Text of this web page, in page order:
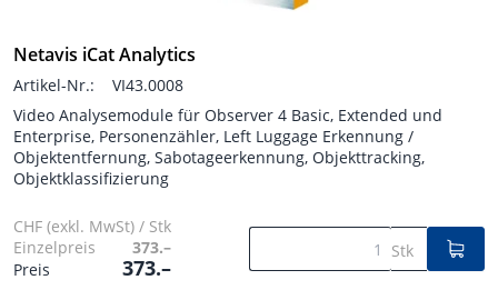
Netavis iCat Analytics
Artikel-Nr.:
VI43.0008
Video Analysemodule für Observer 4 Basic, Extended und
Enterprise, Personenzähler, Left Luggage Erkennung /
Objektentfernung, Sabotageerkennung, Objekttracking,
Objektklassifizierung
CHF (exkl. MwSt) / Stk
Einzelpreis
373.–
Preis
373.–
Stk